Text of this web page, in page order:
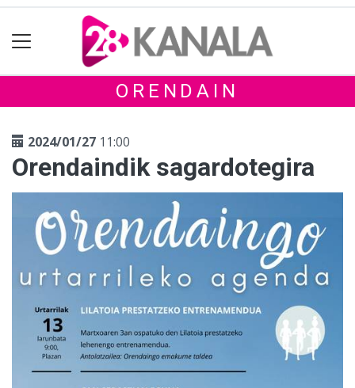
ORENDAIN
2024/01/27 11:00
Orendaindik sagardotegira